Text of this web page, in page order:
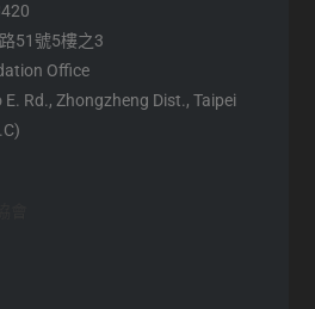
51號5樓之3
Office
Rd., Zhongzheng Dist., Taipei